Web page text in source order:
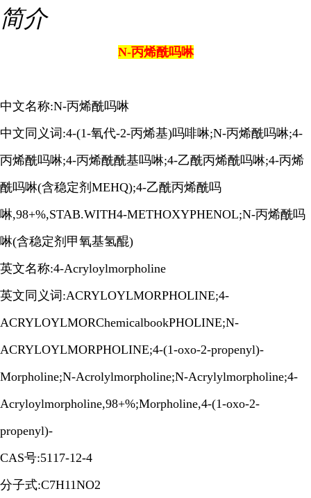
简介
N-丙烯酰吗啉
中文名称:N-丙烯酰吗啉
中文同义词:4-(1-氧代-2-丙烯基)吗啡啉;N-丙烯酰吗啉;4-
丙烯酰吗啉;4-丙烯酰酰基吗啉;4-乙酰丙烯酰吗啉;4-丙烯
酰吗啉(含稳定剂MEHQ);4-乙酰丙烯酰吗
啉,98+%,STAB.WITH4-METHOXYPHENOL;N-丙烯酰吗
啉(含稳定剂甲氧基氢醌)
英文名称:4-Acryloylmorpholine
英文同义词:ACRYLOYLMORPHOLINE;4-
ACRYLOYLMORChemicalbookPHOLINE;N-
ACRYLOYLMORPHOLINE;4-(1-oxo-2-propenyl)-
Morpholine;N-Acrolylmorpholine;N-Acrylylmorpholine;4-
Acryloylmorpholine,98+%;Morpholine,4-(1-oxo-2-
propenyl)-
CAS号:5117-12-4
分子式:C7H11NO2